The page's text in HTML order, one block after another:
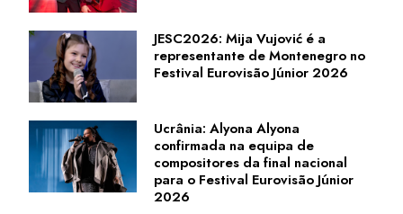
JESC2026: Mija Vujović é a
representante de Montenegro no
Festival Eurovisão Júnior 2026
Ucrânia: Alyona Alyona
confirmada na equipa de
compositores da final nacional
para o Festival Eurovisão Júnior
2026